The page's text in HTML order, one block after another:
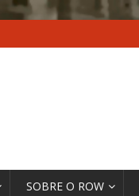
SOBRE O ROW